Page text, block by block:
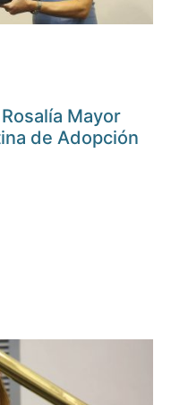
Mayor
de Adopción